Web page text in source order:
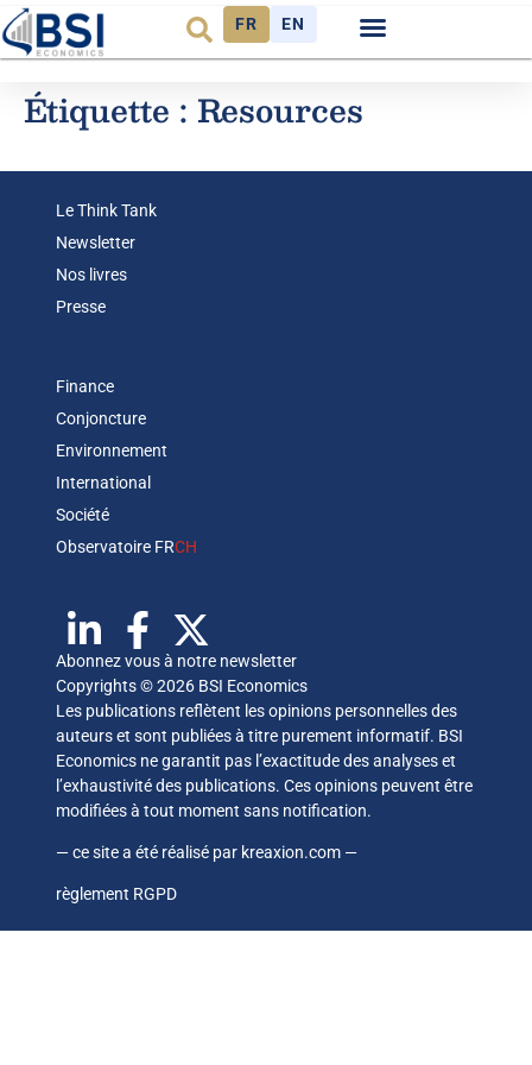
FR EN
Étiquette : Resources
Le Think Tank
Newsletter
Nos livres
Presse
Finance
Conjoncture
Environnement
International
Société
Observatoire FRCH
Abonnez vous à notre newsletter
Copyrights © 2026 BSI Economics
Les publications reflètent les opinions personnelles des
auteurs et sont publiées à titre purement informatif. BSI
Economics ne garantit pas l’exactitude des analyses et
l’exhaustivité des publications. Ces opinions peuvent être
modifiées à tout moment sans notification.
— ce site a été réalisé par kreaxion.com —
règlement RGPD